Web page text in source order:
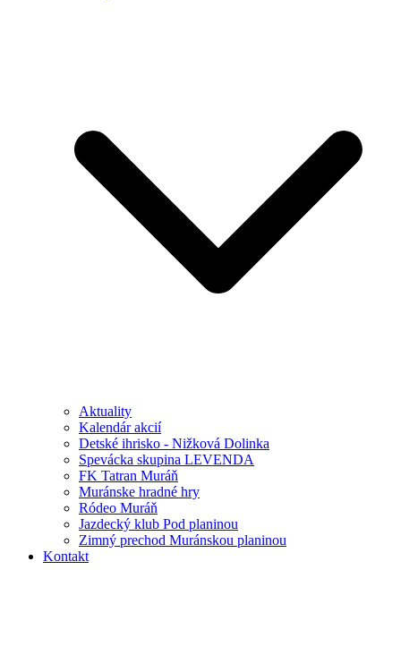
Aktuality
Kalendár akcií
Detské ihrisko - Nižková Dolinka
Spevácka skupina LEVENDA
FK Tatran Muráň
Muránske hradné hry
Ródeo Muráň
Jazdecký klub Pod planinou
Zimný prechod Muránskou planinou
Kontakt